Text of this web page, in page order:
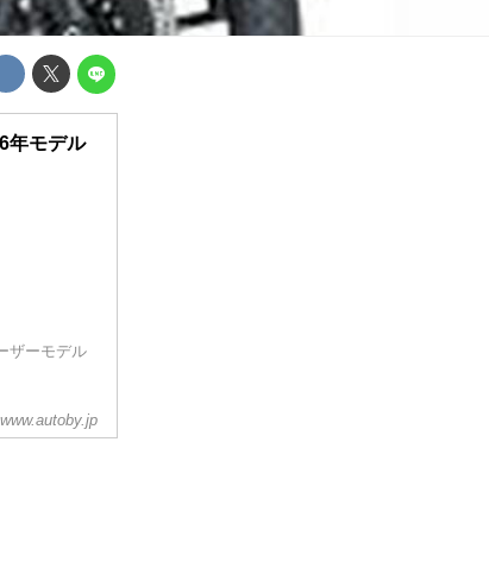
年モデル
ザーモデル
www.autoby.jp